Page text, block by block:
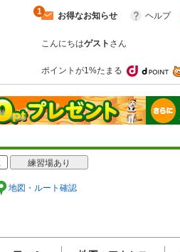
お得なお知らせ
1 ヘルプ
こんにちはゲスト さん
ポイントが1%たまる
練習場あり
地図・ルート確認